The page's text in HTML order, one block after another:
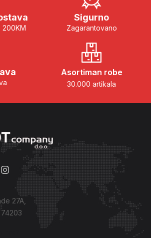
Sigurno
Zagarantovano
Asortiman robe
30.000 artikala
27A,
nas?